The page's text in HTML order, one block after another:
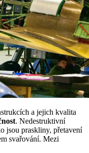
a jejich kvalita
. Nedestruktivní
jsou praskliny, přetavení
svařování. Mezi